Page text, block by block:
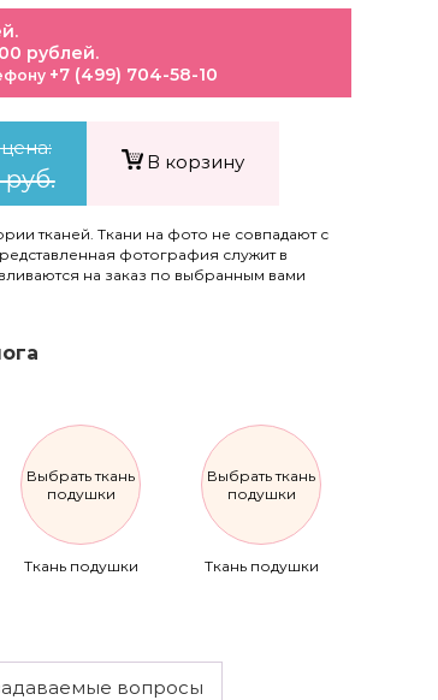
рублей.
+7 (499) 704-58-10
руб.
В корзину
тканей. Ткани на фото не совпадают с
фотография служит в
на заказ по выбранным вами
Выбрать ткань
подушки
Ткань подушки
Выбрать ткань
подушки
Ткань подушки
вопросы